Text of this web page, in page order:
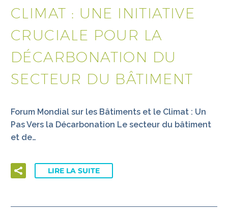
CLIMAT : UNE INITIATIVE
CRUCIALE POUR LA
DÉCARBONATION DU
SECTEUR DU BÂTIMENT
Forum Mondial sur les Bâtiments et le Climat : Un
Pas Vers la Décarbonation Le secteur du bâtiment
et de…
LIRE LA SUITE